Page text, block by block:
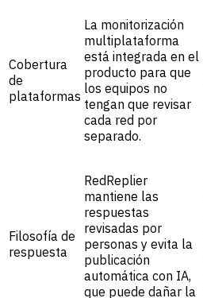
Cobertura
de
plataformas
La monitorización
multiplataforma
está integrada en el
producto para que
los equipos no
tengan que revisar
cada red por
separado.
Filosofía de
respuesta
RedReplier
mantiene las
respuestas
revisadas por
personas y evita la
publicación
automática con IA,
que puede dañar la